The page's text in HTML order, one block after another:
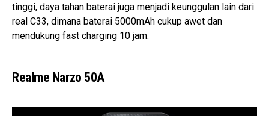
tinggi, daya tahan baterai juga menjadi keunggulan lain dari
real C33, dimana baterai 5000mAh cukup awet dan
mendukung fast charging 10 jam.
Realme Narzo 50A